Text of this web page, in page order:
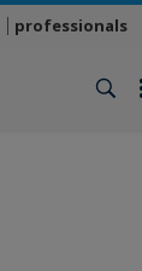
professionals